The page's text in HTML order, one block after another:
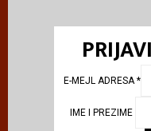
E-MEJL ADRESA*
IME I PREZIME